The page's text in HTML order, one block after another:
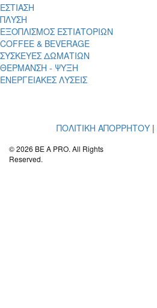
ΕΣΤΙΑΣΗ
ΠΛΥΣΗ
ΕΞΟΠΛΙΣΜΟΣ ΕΣΤΙΑΤΟΡΙΩΝ
COFFEE & BEVERAGE
ΣΥΣΚΕΥΕΣ ΔΩΜΑΤΙΩΝ
ΘΕΡΜΑΝΣΗ - ΨΥΞΗ
ΕΝΕΡΓΕΙΑΚΕΣ ΛΥΣΕΙΣ
ΠΟΛΙΤΙΚΗ ΑΠΟΡΡΗΤΟΥ |
© 2026 BE A PRO. All Rights
Reserved.